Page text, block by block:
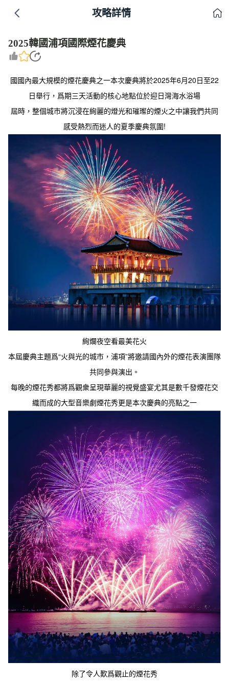
攻略詳情
2025韓國浦項國際煙花慶典
國國內最大規模的煙花慶典之一本次慶典將於2025年6月20日至22
日舉行，爲期三天活動的核心地點位於迎日灣海水浴場
屆時，整個城市將沉浸在絢麗的燈光和璀璨的煙火之中讓我們共同
感受熱烈而迷人的夏季慶典氛圍!
絢爛夜空看最美花火
本屆慶典主題爲“火與光的城市，浦項”將邀請國內外的煙花表演團隊
共同參與演出。
每晚的煙花秀都將爲觀衆呈現華麗的視覺盛宴尤其是數千發煙花交
織而成的大型音樂劇煙花秀更是本次慶典的亮點之一
除了令人歎爲觀止的煙花秀